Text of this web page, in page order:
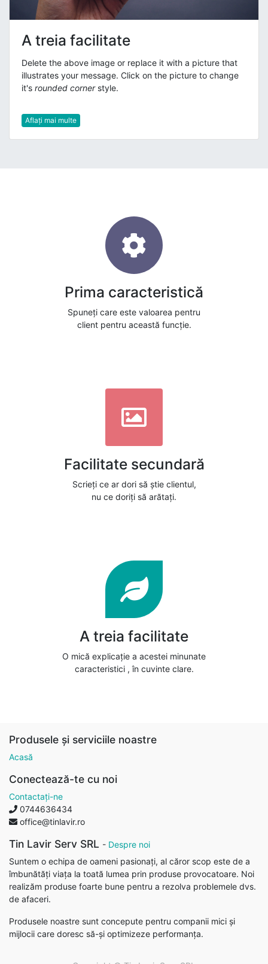
A treia facilitate
Delete the above image or replace it with a picture that
illustrates your message. Click on the picture to change
it's rounded cornerstyle.
Aflați mai multe
Prima caracteristică
Spuneți care este valoarea pentru
client pentru această funcție.
Facilitate secundară
Scrieți ce ar dori să știe clientul,
nu ce doriți să arătați.
A treia facilitate
O mică explicație a acestei minunate
caracteristici , în cuvinte clare.
Produsele și serviciile noastre
Acasă
Conectează-te cu noi
Contactați-ne
0744636434
office@tinlavir.ro
Tin Lavir Serv SRL - Despre noi
Suntem o echipa de oameni pasionați, al căror scop este de a
îmbunătăți viața la toată lumea prin produse provocatoare. Noi
realizăm produse foarte bune pentru a rezolva problemele dvs.
de afaceri.
Produsele noastre sunt concepute pentru companii mici și
mijlocii care doresc să-și optimizeze performanța.